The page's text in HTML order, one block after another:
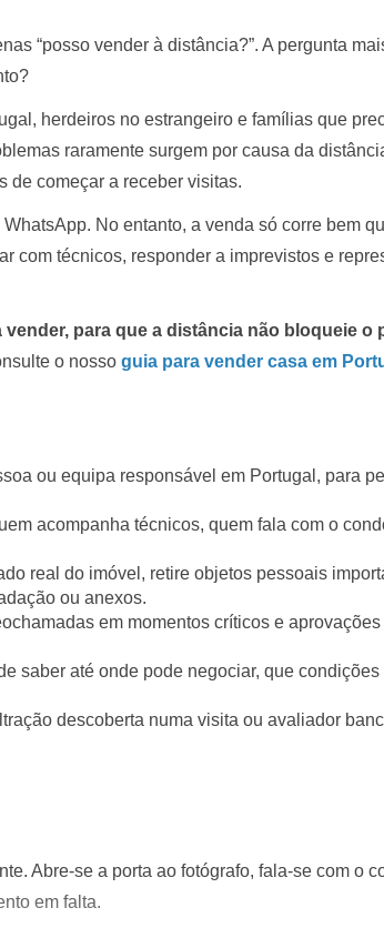
“posso vender à distância?”. A pergunta
herdeiros no estrangeiro e famílias que
raramente surgem por causa da
de começar a receber visitas.
No entanto, a venda só corre bem
com técnicos, responder a imprevistos e
para que a distância não bloqueie o
o nosso guia para vender casa em
ou equipa responsável em Portugal, para
acompanha técnicos, quem fala com o
real do imóvel, retire objetos pessoais
ou anexos.
em momentos críticos e
saber até onde pode negociar, que
descoberta numa visita ou avaliador
Abre-se a porta ao fotógrafo, fala-se com o
em falta.